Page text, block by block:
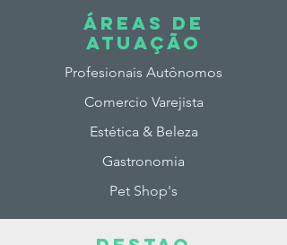
ÁREAS DE
ATUAção
Profesionais Autônomos
Comercio Varejista
Estética & Beleza
Gastronomia
Pet Shop's